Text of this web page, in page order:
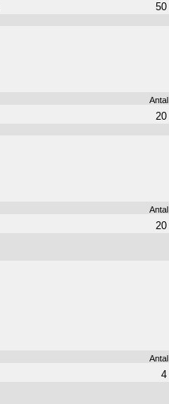
50
Antal
20
Antal
20
Antal
4